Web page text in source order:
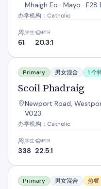
Mhaigh Eo · Mayo · F28
办学机构：Catholic
学生
61
PTR
20.3:1
Scoil Phadraig
Primary 男女混合 1 个
Scoil Phadraig
Newport Road,
V023
办学机构：Catholic
学生
338
PTR
22.5:1
St Patricks Ns
Primary 男女混合 热餐